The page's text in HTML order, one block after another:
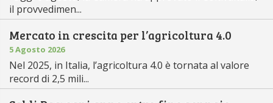
il provvedimen...
Mercato in crescita per l’agricoltura 4.0
5 Agosto 2026
Nel 2025, in Italia, l’agricoltura 4.0 è tornata al valore
record di 2,5 mili...